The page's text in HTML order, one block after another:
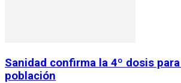
Sanidad confirma la 4º dosis
población